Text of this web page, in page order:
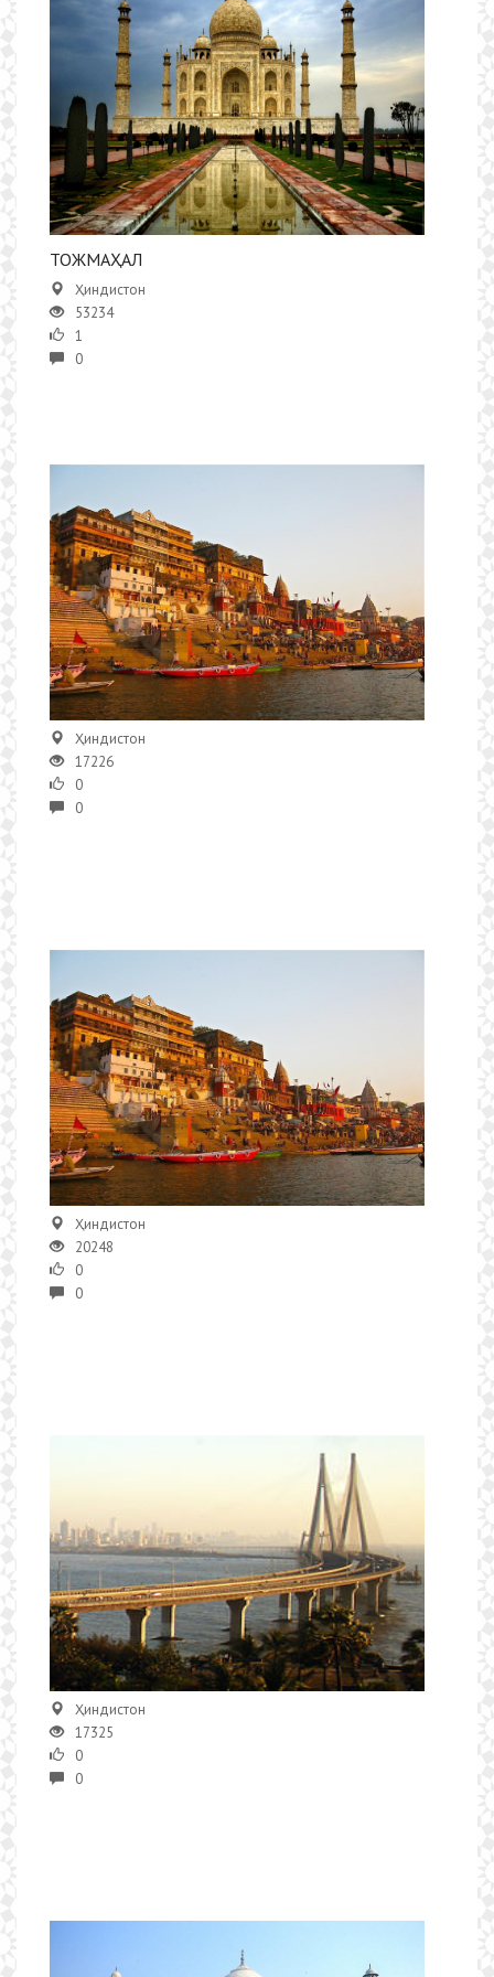
ТОЖМАҲАЛ
Ҳиндистон
53234
1
0
Ҳиндистон
17226
0
0
Ҳиндистон
20248
0
0
Ҳиндистон
17325
0
0